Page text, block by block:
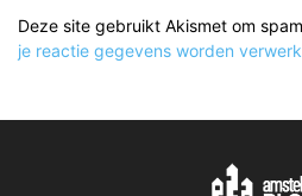
Deze site gebruikt Akismet om
je reactie gegevens worden